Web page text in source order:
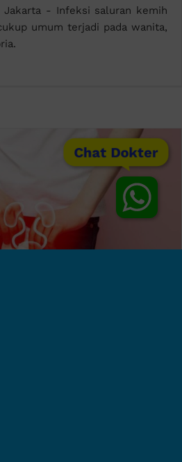
Chat Dokter
Jakarta - Infeksi saluran kemih
umum terjadi pada wanita,